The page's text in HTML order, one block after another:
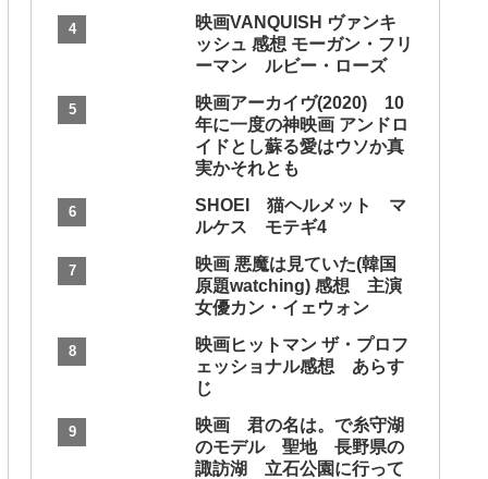
映画VANQUISH ヴァンキ
ッシュ 感想 モーガン・フリ
ーマン ルビー・ローズ
映画アーカイヴ(2020) 10
年に一度の神映画 アンドロ
イドとし蘇る愛はウソか真
実かそれとも
SHOEI 猫ヘルメット マ
ルケス モテギ4
映画 悪魔は見ていた(韓国
原題watching) 感想 主演
女優カン・イェウォン
映画ヒットマン ザ・プロフ
ェッショナル感想 あらす
じ
映画 君の名は。で糸守湖
のモデル 聖地 長野県の
諏訪湖 立石公園に行って